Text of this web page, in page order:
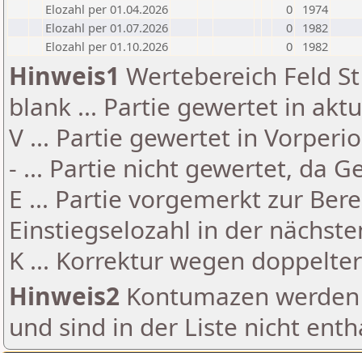
Elozahl per 01.04.2026
0
1974
Elozahl per 01.07.2026
0
1982
Elozahl per 01.10.2026
0 1982
Hinweis1 Wertebereich Feld
blank ... Partie gewertet in
V ... Partie gewertet in
- ... Partie nicht gewertet, da
E ... Partie vorgemerkt zur
Einstiegselozahl in der
K ... Korrektur wegen
Hinweis2 Kontumazen
und sind in der Liste nicht